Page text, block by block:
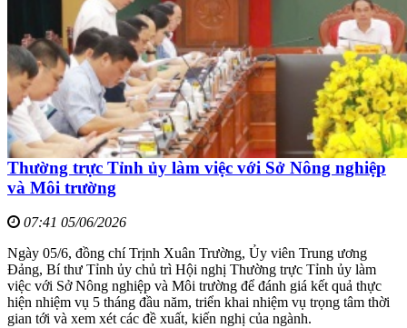
Thường trực Tỉnh ủy làm việc với Sở Nông nghiệp
và Môi trường
07:41 05/06/2026
Ngày 05/6, đồng chí Trịnh Xuân Trường, Ủy viên Trung ương
Đảng, Bí thư Tỉnh ủy chủ trì Hội nghị Thường trực Tỉnh ủy làm
việc với Sở Nông nghiệp và Môi trường để đánh giá kết quả thực
hiện nhiệm vụ 5 tháng đầu năm, triển khai nhiệm vụ trọng tâm thời
gian tới và xem xét các đề xuất, kiến nghị của ngành.